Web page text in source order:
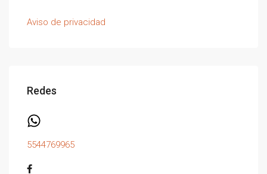
Aviso de privacidad
Redes
5544769965